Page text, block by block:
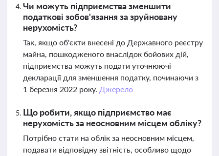
Чи можуть підприємства зменшити
податкові зобов'язання за зруйновану
нерухомість?
Так, якщо об'єкти внесені до Державного реєстру
майна, пошкодженого внаслідок бойових дій,
підприємства можуть подати уточнюючі
декларації для зменшення податку, починаючи з
1 березня 2022 року. Джерело
Що робити, якщо підприємство має
нерухомість за неосновним місцем обліку?
Потрібно стати на облік за неосновним місцем,
подавати відповідну звітність, особливо щодо